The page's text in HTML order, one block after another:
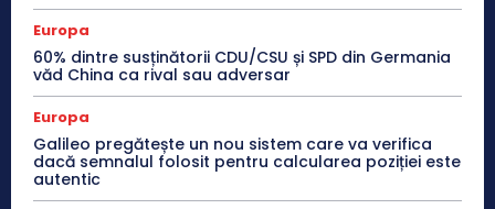
Europa
60% dintre susținătorii CDU/CSU și SPD din Germania
văd China ca rival sau adversar
Europa
Galileo pregătește un nou sistem care va verifica
dacă semnalul folosit pentru calcularea poziției este
autentic